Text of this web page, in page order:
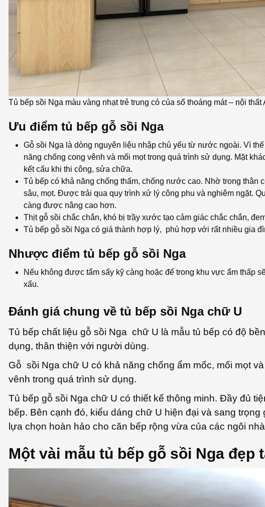
Tủ bếp sồi Nga màu vàng nhạt trẻ trung có của sổ thoáng mát – nội thất
Ưu điểm tủ bếp gỗ sồi Nga
Gỗ sồi Nga là dòng nguyên liệu nhập chủ yếu từ nước ngoài. Vì
năng chống cong vênh và mối mọt trong quá trình sử dụng. Mặt
kết cấu khi thi công, sửa chữa.
Tủ bếp có khả năng chống thấm, chống nước cao. Nhờ trong
sâu, mọt. Được trải qua quy trình xử lý công phu và nghiêm ngặt.
càng được nâng cao hơn.
Thịt gỗ sồi chắc chắn, khó bị trầy xước tạo cảm giác chắc chắn,
Tủ bếp gỗ sồi Nga có giá thành hợp lý, phù hợp với rất nhiều gia
Nhược điểm tủ bếp gỗ sồi Nga
Nếu không được tẩm sấy kỹ càng hoặc để trong khu vực ẩm thấp
xấu.
Đánh giá chung về tủ bếp sồi Nga chữ U
Tủ bếp chất liệu gỗ sồi Nga chữ U là mẫu tủ bếp có độ
dụng, thân thiện với người dùng.
Gỗ sồi Nga chữ U có khả năng chống ẩm mốc, mối mọt
vênh trong quá trình sử dụng.
Tủ bếp gỗ sồi Nga chữ U có thiết kế thông minh. Đầy đủ
bếp. Bên cạnh đó, kiểu dáng chữ U hiện đại và sang
lựa chọn hoàn hảo cho căn bếp rộng vừa của các ngôi
Một vài mẫu tủ bếp gỗ sồi Nga đẹp